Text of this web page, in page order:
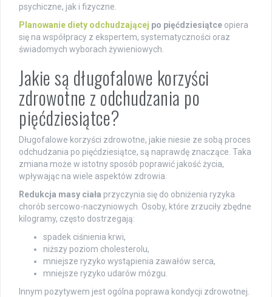
psychiczne, jak i fizyczne.
Planowanie diety odchudzającej po pięćdziesiątce opiera
się na współpracy z ekspertem, systematyczności oraz
świadomych wyborach żywieniowych.
Jakie są długofalowe korzyści
zdrowotne z odchudzania po
pięćdziesiątce?
Długofalowe korzyści zdrowotne, jakie niesie ze sobą proces
odchudzania po pięćdziesiątce, są naprawdę znaczące. Taka
zmiana może w istotny sposób poprawić jakość życia,
wpływając na wiele aspektów zdrowia.
Redukcja masy ciała przyczynia się do obniżenia ryzyka
chorób sercowo-naczyniowych. Osoby, które zrzuciły zbędne
kilogramy, często dostrzegają:
spadek ciśnienia krwi,
niższy poziom cholesterolu,
mniejsze ryzyko wystąpienia zawałów serca,
mniejsze ryzyko udarów mózgu.
Innym pozytywem jest ogólna poprawa kondycji zdrowotnej.